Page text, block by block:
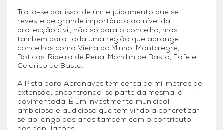
Trata-se por isso, de um equipamento que se
reveste de grande importância ao nível da
protecção civil, não só para o concelho, mas
também para toda uma região que abrange
concelhos como Vieira do Minho, Montalegre,
Boticas, Ribeira de Pena, Mondim de Basto, Fafe e
Celorico de Basto.
A Pista para Aeronaves tem cerca de mil metros de
extensão, encontrando-se parte da mesma já
pavimentada. É um investimento municipal
ambicioso e audicioso que tem vindo a concretizar-
se ao longo dos anos também com o contributo